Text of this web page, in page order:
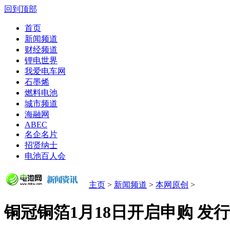
回到顶部
首页
新闻频道
财经频道
锂电世界
我爱电车网
石墨烯
燃料电池
城市频道
海融网
ABEC
名企名片
招贤纳士
电池百人会
主页 > 新闻频道 > 本网原创 >
铜冠铜箔1月18日开启申购 发